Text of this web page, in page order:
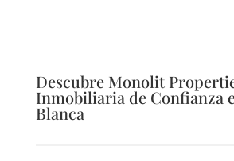
Descubre Monolit
Inmobiliaria de Confianza
Blanca